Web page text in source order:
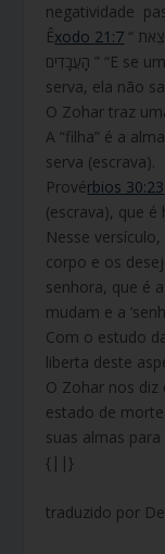
negatividade
Êxodo 21:7 “ וְכִי-יִמְכֹּר אִישׁ אֶת-בִּתּוֹ, לְאָמָה–לֹא תֵצֵא, כְּצֵאת
הָעֲבָדִים ” “E se um homem vender sua filha para ser
serva, ela não
O Zohar traz
A “filha” é a
serva (escrava).
Provérbios 30:23
(escrava), que é
Nesse
corpo e os
senhora, que é
mudam e a
Com o estudo
liberta deste
O Zohar nos
estado de
suas almas
{||}
traduzido por